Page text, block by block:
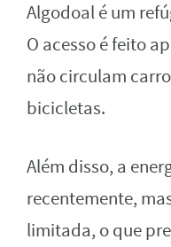
Algodoal é um
O acesso é feito
não circulam
bicicletas.
Além disso, a
recentemente,
limitada, o que